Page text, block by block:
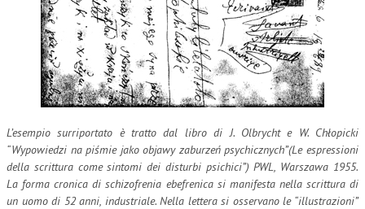
L’esempio surriportato è tratto dal libro di J. Olbrycht e W. Chłopicki
“Wypowiedzi na piśmie jako objawy zaburzeń psychicznych”(Le espressioni
della scrittura come sintomi dei disturbi psichici”) PWL, Warszawa 1955.
La forma cronica di schizofrenia ebefrenica si manifesta nella scrittura di
un uomo di 52 anni, industriale. Nella lettera si osservano le “illustrazioni”